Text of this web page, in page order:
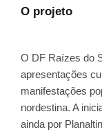
O projeto
O DF Raízes do
apresentações
manifestações
nordestina. A
ainda por